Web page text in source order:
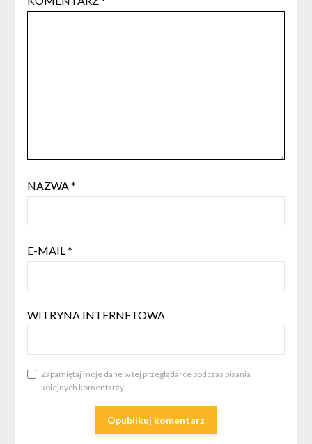
NAZWA*
E-MAIL*
WITRYNA INTERNETOWA
Zapamiętaj moje dane w tej przeglądarce podczas pisania
kolejnych komentarzy.